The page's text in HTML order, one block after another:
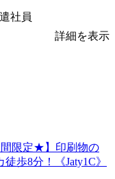
社員
詳細を表示